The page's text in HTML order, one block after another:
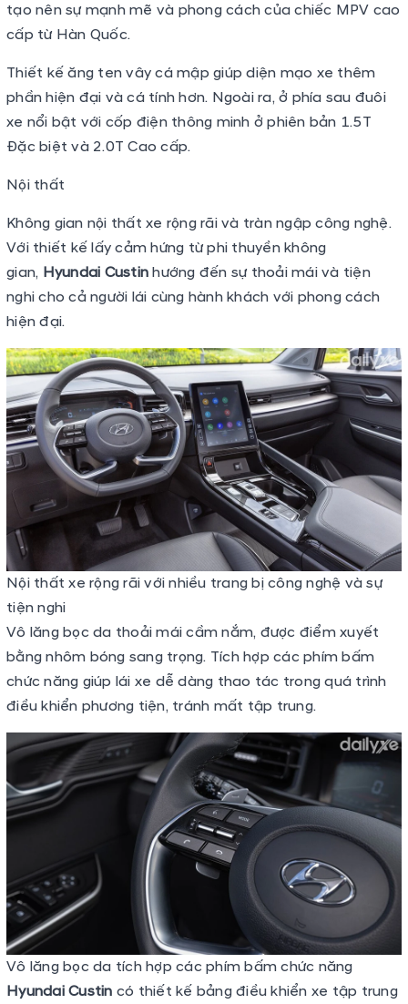
tạo nên sự mạnh mẽ và phong cách của chiếc MPV cao
cấp từ Hàn Quốc.
Thiết kế ăng ten vây cá mập giúp diện mạo xe thêm
phần hiện đại và cá tính hơn. Ngoài ra, ở phía sau đuôi
xe nổi bật với cốp điện thông minh ở phiên bản 1.5T
Đặc biệt và 2.0T Cao cấp.
Nội thất
Không gian nội thất xe rộng rãi và tràn ngập công nghệ.
Với thiết kế lấy cảm hứng từ phi thuyền không
gian, Hyundai Custin hướng đến sự thoải mái và tiện
nghi cho cả người lái cùng hành khách với phong cách
hiện đại.
Nội thất xe rộng rãi với nhiều trang bị công nghệ và sự
tiện nghi
Vô lăng bọc da thoải mái cầm nắm, được điểm xuyết
bằng nhôm bóng sang trọng. Tích hợp các phím bấm
chức năng giúp lái xe dễ dàng thao tác trong quá trình
điều khiển phương tiện, tránh mất tập trung.
Vô lăng bọc da tích hợp các phím bấm chức năng
Hyundai Custin có thiết kế bảng điều khiển xe tập trung